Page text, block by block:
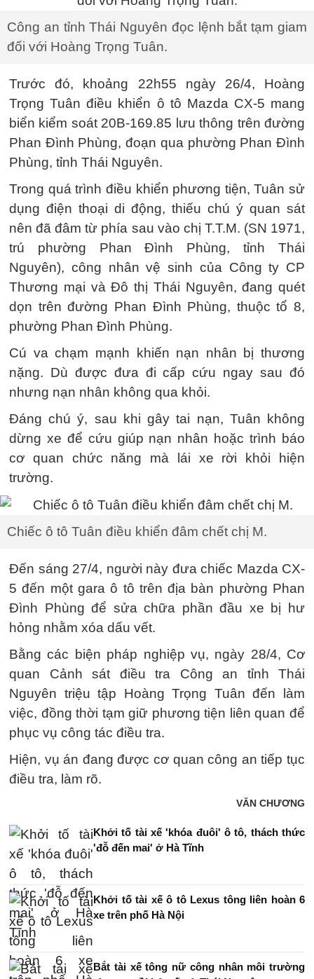
Công an tỉnh Thái Nguyên đọc lệnh bắt tạm giam
đối với Hoàng Trọng Tuân.
Trước đó, khoảng 22h55 ngày 26/4, Hoàng
Trọng Tuân điều khiển ô tô Mazda CX-5 mang
biển kiểm soát 20B-169.85 lưu thông trên đường
Phan Đình Phùng, đoạn qua phường Phan Đình
Phùng, tỉnh Thái Nguyên.
Trong quá trình điều khiển phương tiện, Tuân sử
dụng điện thoại di động, thiếu chú ý quan sát
nên đã đâm từ phía sau vào chị T.T.M. (SN 1971,
trú phường Phan Đình Phùng, tỉnh Thái
Nguyên), công nhân vệ sinh của Công ty CP
Thương mại và Đô thị Thái Nguyên, đang quét
dọn trên đường Phan Đình Phùng, thuộc tổ 8,
phường Phan Đình Phùng.
Cú va chạm mạnh khiến nạn nhân bị thương
nặng. Dù được đưa đi cấp cứu ngay sau đó
nhưng nạn nhân không qua khỏi.
Đáng chú ý, sau khi gây tai nạn, Tuân không
dừng xe để cứu giúp nạn nhân hoặc trình báo
cơ quan chức năng mà lái xe rời khỏi hiện
trường.
Chiếc ô tô Tuân điều khiển đâm chết chị M.
Đến sáng 27/4, người này đưa chiếc Mazda CX-
5 đến một gara ô tô trên địa bàn phường Phan
Đình Phùng để sửa chữa phần đầu xe bị hư
hỏng nhằm xóa dấu vết.
Bằng các biện pháp nghiệp vụ, ngày 28/4, Cơ
quan Cảnh sát điều tra Công an tỉnh Thái
Nguyên triệu tập Hoàng Trọng Tuân đến làm
việc, đồng thời tạm giữ phương tiện liên quan để
phục vụ công tác điều tra.
Hiện, vụ án đang được cơ quan công an tiếp tục
điều tra, làm rõ.
VĂN CHƯƠNG
Khởi tố tài xế 'khóa đuôi' ô tô, thách thức
'đỗ đến mai' ở Hà Tĩnh
Khởi tố tài xế ô tô Lexus tông liên hoàn 6
xe trên phố Hà Nội
Bắt tài xế tông nữ công nhân môi trường